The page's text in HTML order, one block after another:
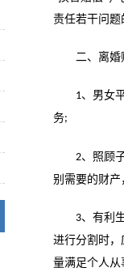
责任若干问
二、离婚
1、男女
务;
2、照顾
别需要的财
3、有利
进行分割时
量满足个人